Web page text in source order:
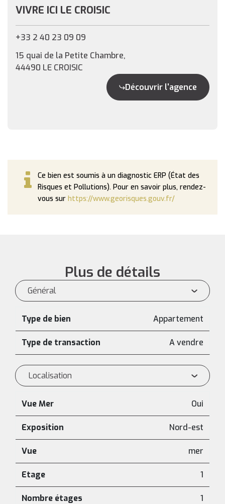
VIVRE ICI LE CROISIC
+33 2 40 23 09 09
15 quai de la Petite Chambre,
44490 LE CROISIC
Découvrir l'agence
Ce bien est soumis à un diagnostic ERP (État des
Risques et Pollutions). Pour en savoir plus, rendez-
vous sur https://www.georisques.gouv.fr/
Plus de détails
Général
Type de bien Appartement
Type de transaction A vendre
Localisation
Vue Mer Oui
Exposition Nord-est
Vue mer
Etage 1
Nombre étages 1